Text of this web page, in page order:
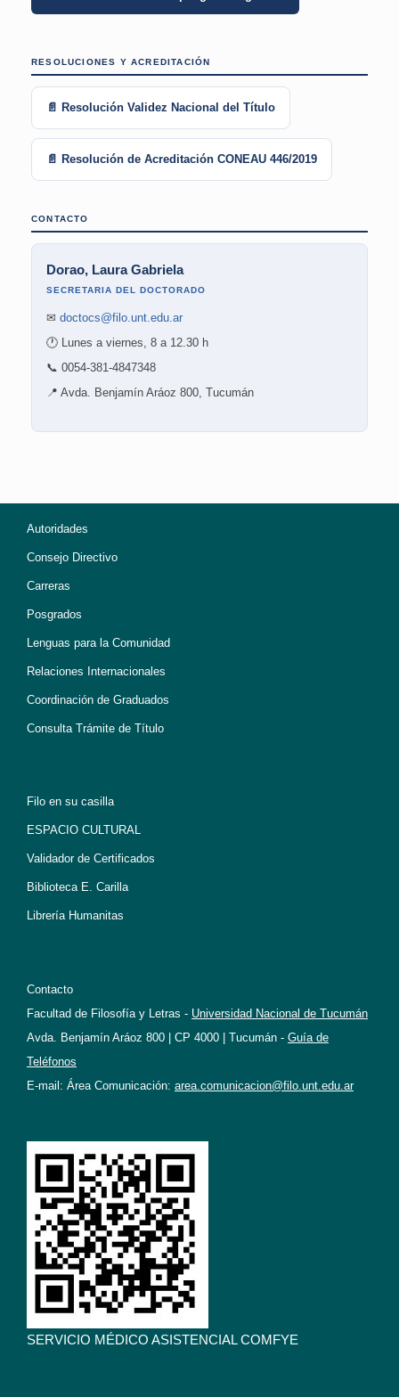
RESOLUCIONES Y ACREDITACIÓN
📄 Resolución Validez Nacional del Título
📄 Resolución de Acreditación CONEAU 446/2019
CONTACTO
Dorao, Laura Gabriela
SECRETARIA DEL DOCTORADO
✉ doctocs@filo.unt.edu.ar
🕐 Lunes a viernes, 8 a 12.30 h
📞 0054-381-4847348
📍 Avda. Benjamín Aráoz 800, Tucumán
Autoridades
Consejo Directivo
Carreras
Posgrados
Lenguas para la Comunidad
Relaciones Internacionales
Coordinación de Graduados
Consulta Trámite de Título
Filo en su casilla
ESPACIO CULTURAL
Validador de Certificados
Biblioteca E. Carilla
Librería Humanitas
Contacto
Facultad de Filosofía y Letras - Universidad Nacional de Tucumán
Avda. Benjamín Aráoz 800 | CP 4000 | Tucumán - Guía de
Teléfonos
E-mail: Área Comunicación: area.comunicacion@filo.unt.edu.ar
SERVICIO MÉDICO ASISTENCIAL COMFYE